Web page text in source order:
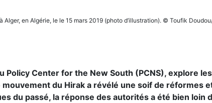
en Algérie, le le 15 mars 2019 (photo d’illustration). © Toufik
Policy Center for the New South (PCNS), explore les
du Hirak a révélé une soif de réformes
du passé, la réponse des autorités a été bien loin